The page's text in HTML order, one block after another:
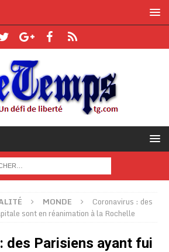
MONDE
Coronavirus : des
sont en réanimation à la Rochelle
des Parisiens ayant fui